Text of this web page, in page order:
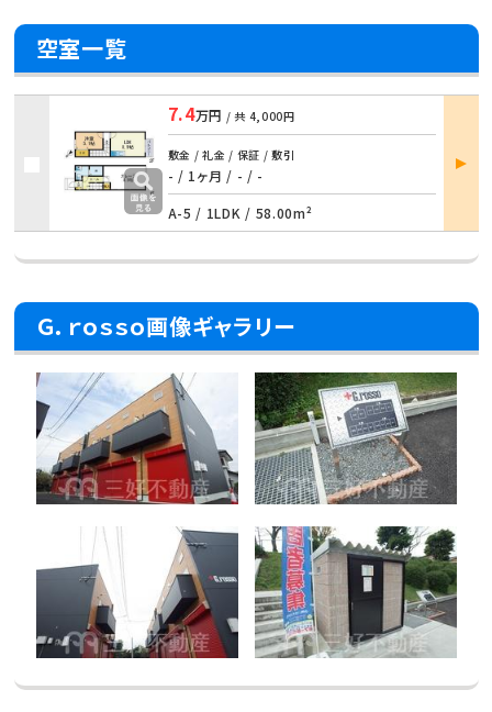
空室一覧
7.4万円 / 共 4,000円
敷金 / 礼金 / 保証 / 敷引
- / 1ヶ月 / - / -
A-5 / 1LDK / 58.00m²
部屋
詳細
Ｇ．ｒｏｓｓｏ画像ギャラリー